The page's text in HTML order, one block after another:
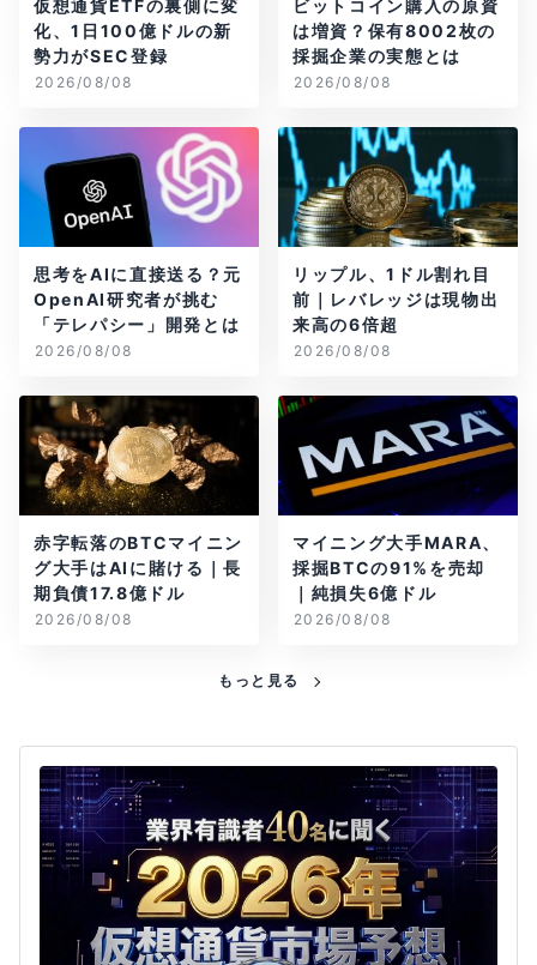
仮想通貨ETFの裏側に変
化、1日100億ドルの新
勢力がSEC登録
2026/08/08
ビットコイン購入の原資
は増資？保有8002枚の
採掘企業の実態とは
2026/08/08
思考をAIに直接送る？元
OpenAI研究者が挑む
「テレパシー」開発とは
2026/08/08
リップル、1ドル割れ目
前｜レバレッジは現物出
来高の6倍超
2026/08/08
赤字転落のBTCマイニン
グ大手はAIに賭ける｜長
期負債17.8億ドル
2026/08/08
マイニング大手MARA、
採掘BTCの91%を売却
｜純損失6億ドル
2026/08/08
もっと見る